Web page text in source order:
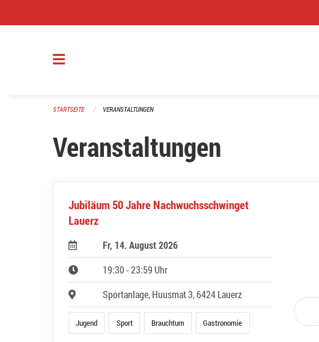
STARTSEITE VERANSTALTUNGEN
Veranstaltungen
Jubiläum 50 Jahre Nachwuchsschwinget
Lauerz
Fr, 14. August 2026
19:30 - 23:59 Uhr
Sportanlage, Huusmat 3, 6424 Lauerz
Jugend Sport Brauchtum Gastronomie